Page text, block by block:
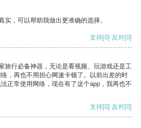
实，可以帮助我做出更准确的选择。
支持[0] 反对[0]
旅行必备神器，无论是看视频、玩游戏还是工
，再也不用担心网速卡顿了。以前出差的时
正常使用网络，现在有了这个app，我再也不
支持[0] 反对[0]